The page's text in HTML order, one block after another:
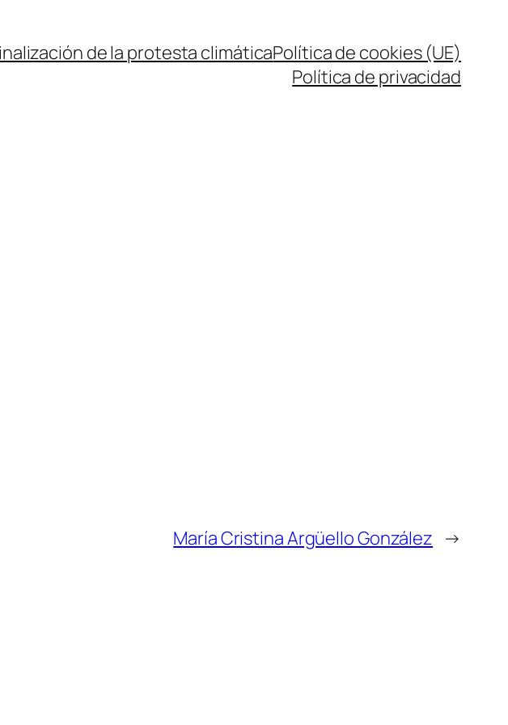
de la protesta climáticaPolítica de cookies (UE)
Política de privacidad
María Cristina Argüello González →